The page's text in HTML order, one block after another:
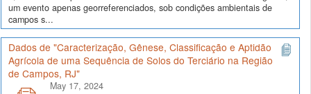
um evento apenas georreferenciados, sob condições ambientais de
campos s...
Dados de "Caracterização, Gênese, Classificação e Aptidão
Agrícola de uma Sequência de Solos do Terciário na Região
de Campos, RJ"
May 17, 2024